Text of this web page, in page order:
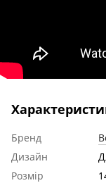
Бренд
Дизайн
Розмір